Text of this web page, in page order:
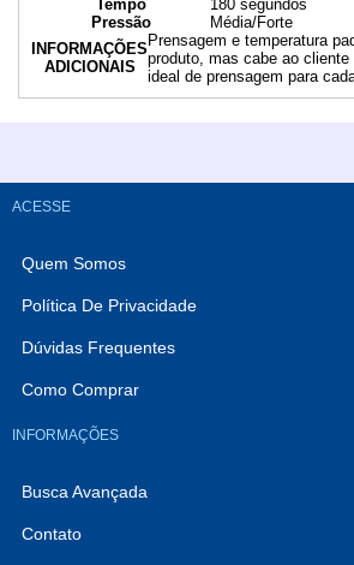
Tempo
180 segundos
Pressão
Média/Forte
INFORMAÇÕES
ADICIONAIS
Prensagem e temperatura
produto, mas cabe ao
ideal de prensagem para
ACESSE
Quem Somos
Política De Privacidade
Dúvidas Frequentes
Como Comprar
INFORMAÇÕES
Busca Avançada
Contato